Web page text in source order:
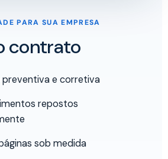
PARA SUA EMPRESA
contrato
preventiva e corretiva
repostos
sob medida